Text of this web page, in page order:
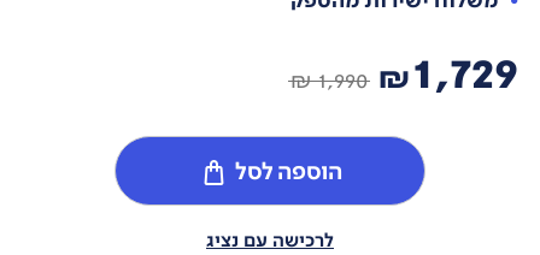
1,729
₪
1,990 ₪
הוספה לסל
לרכישה עם נציג